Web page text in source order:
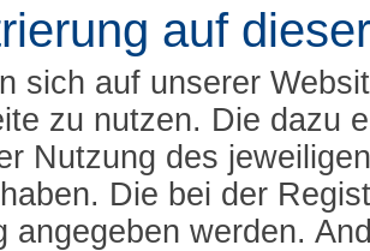
auf
sich auf unserer
zu nutzen. Die dazu
Nutzung des
Die bei der
angegeben werden.